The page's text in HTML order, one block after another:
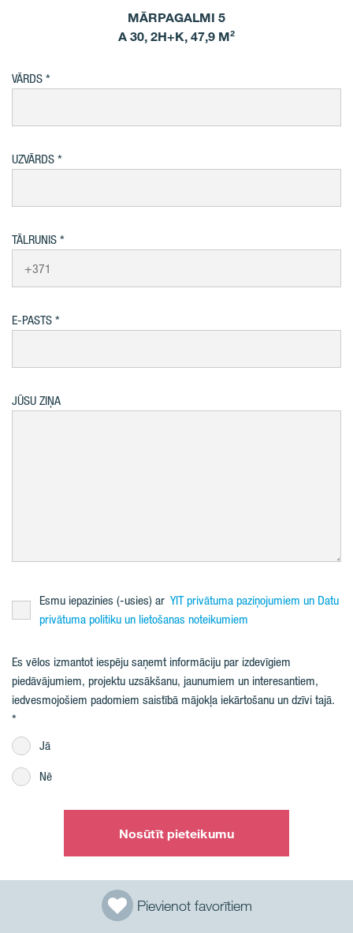
Pievienot favorītiem
MĀRPAGALMI 5
A 30, 2H+K, 47,9 M²
VĀRDS
UZVĀRDS
TĀLRUNIS
E-PASTS
JŪSU ZIŅA
Esmu iepazinies (-usies) ar YIT privātuma paziņojumiem un Datu
privātuma politiku un lietošanas noteikumiem
Es vēlos izmantot iespēju saņemt informāciju par izdevīgiem
piedāvājumiem, projektu uzsākšanu, jaunumiem un interesantiem,
iedvesmojošiem padomiem saistībā mājokļa iekārtošanu un dzīvi tajā.
Jā
Nē
Nosūtīt pieteikumu